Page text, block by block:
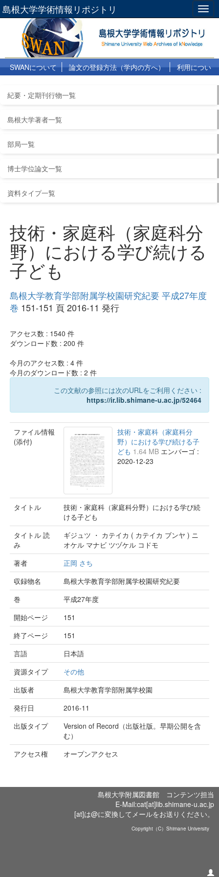
島根大学学術情報リポジトリ
SWANについて 論文の登録方法（学内の方へ）
利用につい
紀要・定期刊行物一覧
島根大学著者一覧
部局一覧
博士学位論文一覧
資料タイプ一覧
技術・家庭科（家庭科分
野）における学び続ける
子ども
島根大学教育学部附属学校園研究紀要 平成27年度
巻 151-151 頁 2016-11 発行
アクセス数 : 1540 件
ダウンロード数 : 200 件
今月のアクセス数 : 4 件
今月のダウンロード数 : 2 件
この文献の参照には次のURLをご利用ください :
https://ir.lib.shimane-u.ac.jp/52464
ファイル情報
(添付)
技術・家庭科（家庭科分
野）における学び続ける子
ども 1.64 MB エンバーゴ :
2020-12-23
タイトル
技術・家庭科（家庭科分野）における学び続
ける子ども
タイトル 読
み
ギジュツ ・ カテイカ ( カテイカ ブンヤ ) ニ
オケル マナビ ツヅケル コドモ
著者
正岡 さち
収録物名
島根大学教育学部附属学校園研究紀要
巻
平成27年度
開始ページ
151
終了ページ
151
言語
日本語
資源タイプ
その他
出版者
島根大学教育学部附属学校園
発行日
2016-11
出版タイプ
Version of Record（出版社版。早期公開を含
む）
アクセス権
オープンアクセス
島根大学附属図書館 コンテンツ担当
E-Mail:cat[at]lib.shimane-u.ac.jp
[at]は@に変換してメールをお送りください。
Copyright（C）Shimane University